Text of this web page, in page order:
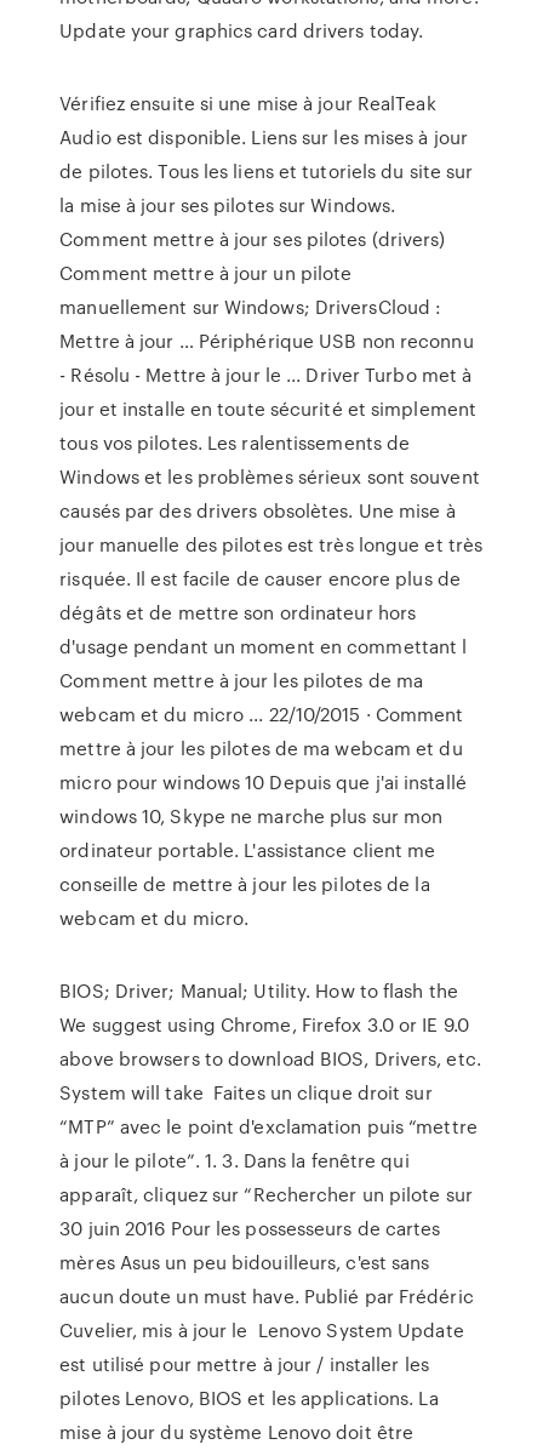
Update your graphics card drivers today.
Vérifiez ensuite si une mise à jour RealTeak
Audio est disponible. Liens sur les mises à jour
de pilotes. Tous les liens et tutoriels du site sur
la mise à jour ses pilotes sur Windows.
Comment mettre à jour ses pilotes (drivers)
Comment mettre à jour un pilote
manuellement sur Windows; DriversCloud :
Mettre à jour … Périphérique USB non reconnu
- Résolu - Mettre à jour le ... Driver Turbo met à
jour et installe en toute sécurité et simplement
tous vos pilotes. Les ralentissements de
Windows et les problèmes sérieux sont souvent
causés par des drivers obsolètes. Une mise à
jour manuelle des pilotes est très longue et très
risquée. Il est facile de causer encore plus de
dégâts et de mettre son ordinateur hors
d'usage pendant un moment en commettant l
Comment mettre à jour les pilotes de ma
webcam et du micro ... 22/10/2015 · Comment
mettre à jour les pilotes de ma webcam et du
micro pour windows 10 Depuis que j'ai installé
windows 10, Skype ne marche plus sur mon
ordinateur portable. L'assistance client me
conseille de mettre à jour les pilotes de la
webcam et du micro.
BIOS; Driver; Manual; Utility. How to flash the
We suggest using Chrome, Firefox 3.0 or IE 9.0
above browsers to download BIOS, Drivers, etc.
System will take Faites un clique droit sur
“MTP” avec le point d'exclamation puis “mettre
à jour le pilote”. 1. 3. Dans la fenêtre qui
apparaît, cliquez sur “Rechercher un pilote sur
30 juin 2016 Pour les possesseurs de cartes
mères Asus un peu bidouilleurs, c'est sans
aucun doute un must have. Publié par Frédéric
Cuvelier, mis à jour le Lenovo System Update
est utilisé pour mettre à jour / installer les
pilotes Lenovo, BIOS et les applications. La
mise à jour du système Lenovo doit être